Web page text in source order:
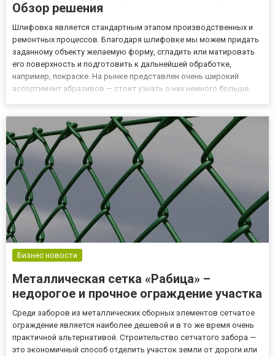
Обзор решения
Шлифовка является стандартным этапом производственных и
ремонтных процессов. Благодаря шлифовке мы можем придать
заданному объекту желаемую форму, сгладить или матировать
его поверхность и подготовить к дальнейшей обработке,
например, покраске. На рынке представлен очень широкий
ассортимент абразивов — стоит узнать о них немного больше,
выбор...
Бизнес новости
Металлическая сетка «Рабица» –
недорогое и прочное ограждение участка
Среди заборов из металлических сборных элементов сетчатое
ограждение является наиболее дешевой и в то же время очень
практичной альтернативой. Строительство сетчатого забора —
это экономичный способ отделить участок земли от дороги или